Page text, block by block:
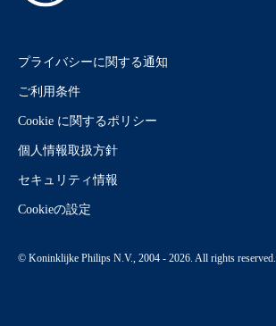
プライバシーに関する通知
ご利用条件
Cookie に関するポリシー
個人情報取扱方針
セキュリティ情報
Cookieの設定
© Koninklijke Philips N.V., 2004 - 2026. All rights reserved.